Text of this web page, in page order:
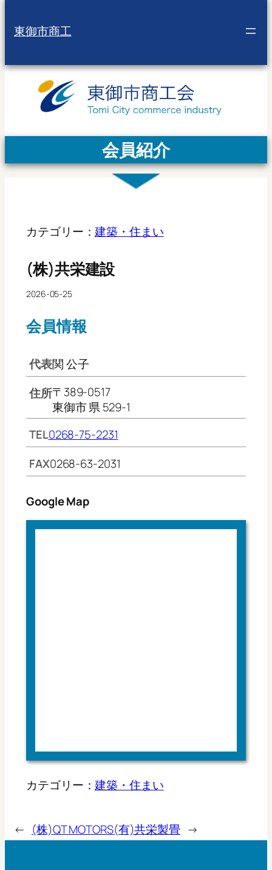
東御市商工
会員紹介
カテゴリー：建築・住まい
(株)共栄建設
2026-05-25
会員情報
代表関 公子
住所〒389-0517
東御市 県 529-1
TEL0268-75-2231
FAX0268-63-2031
Google Map
カテゴリー：建築・住まい
← (株)QT MOTORS(有)共栄製畳 →